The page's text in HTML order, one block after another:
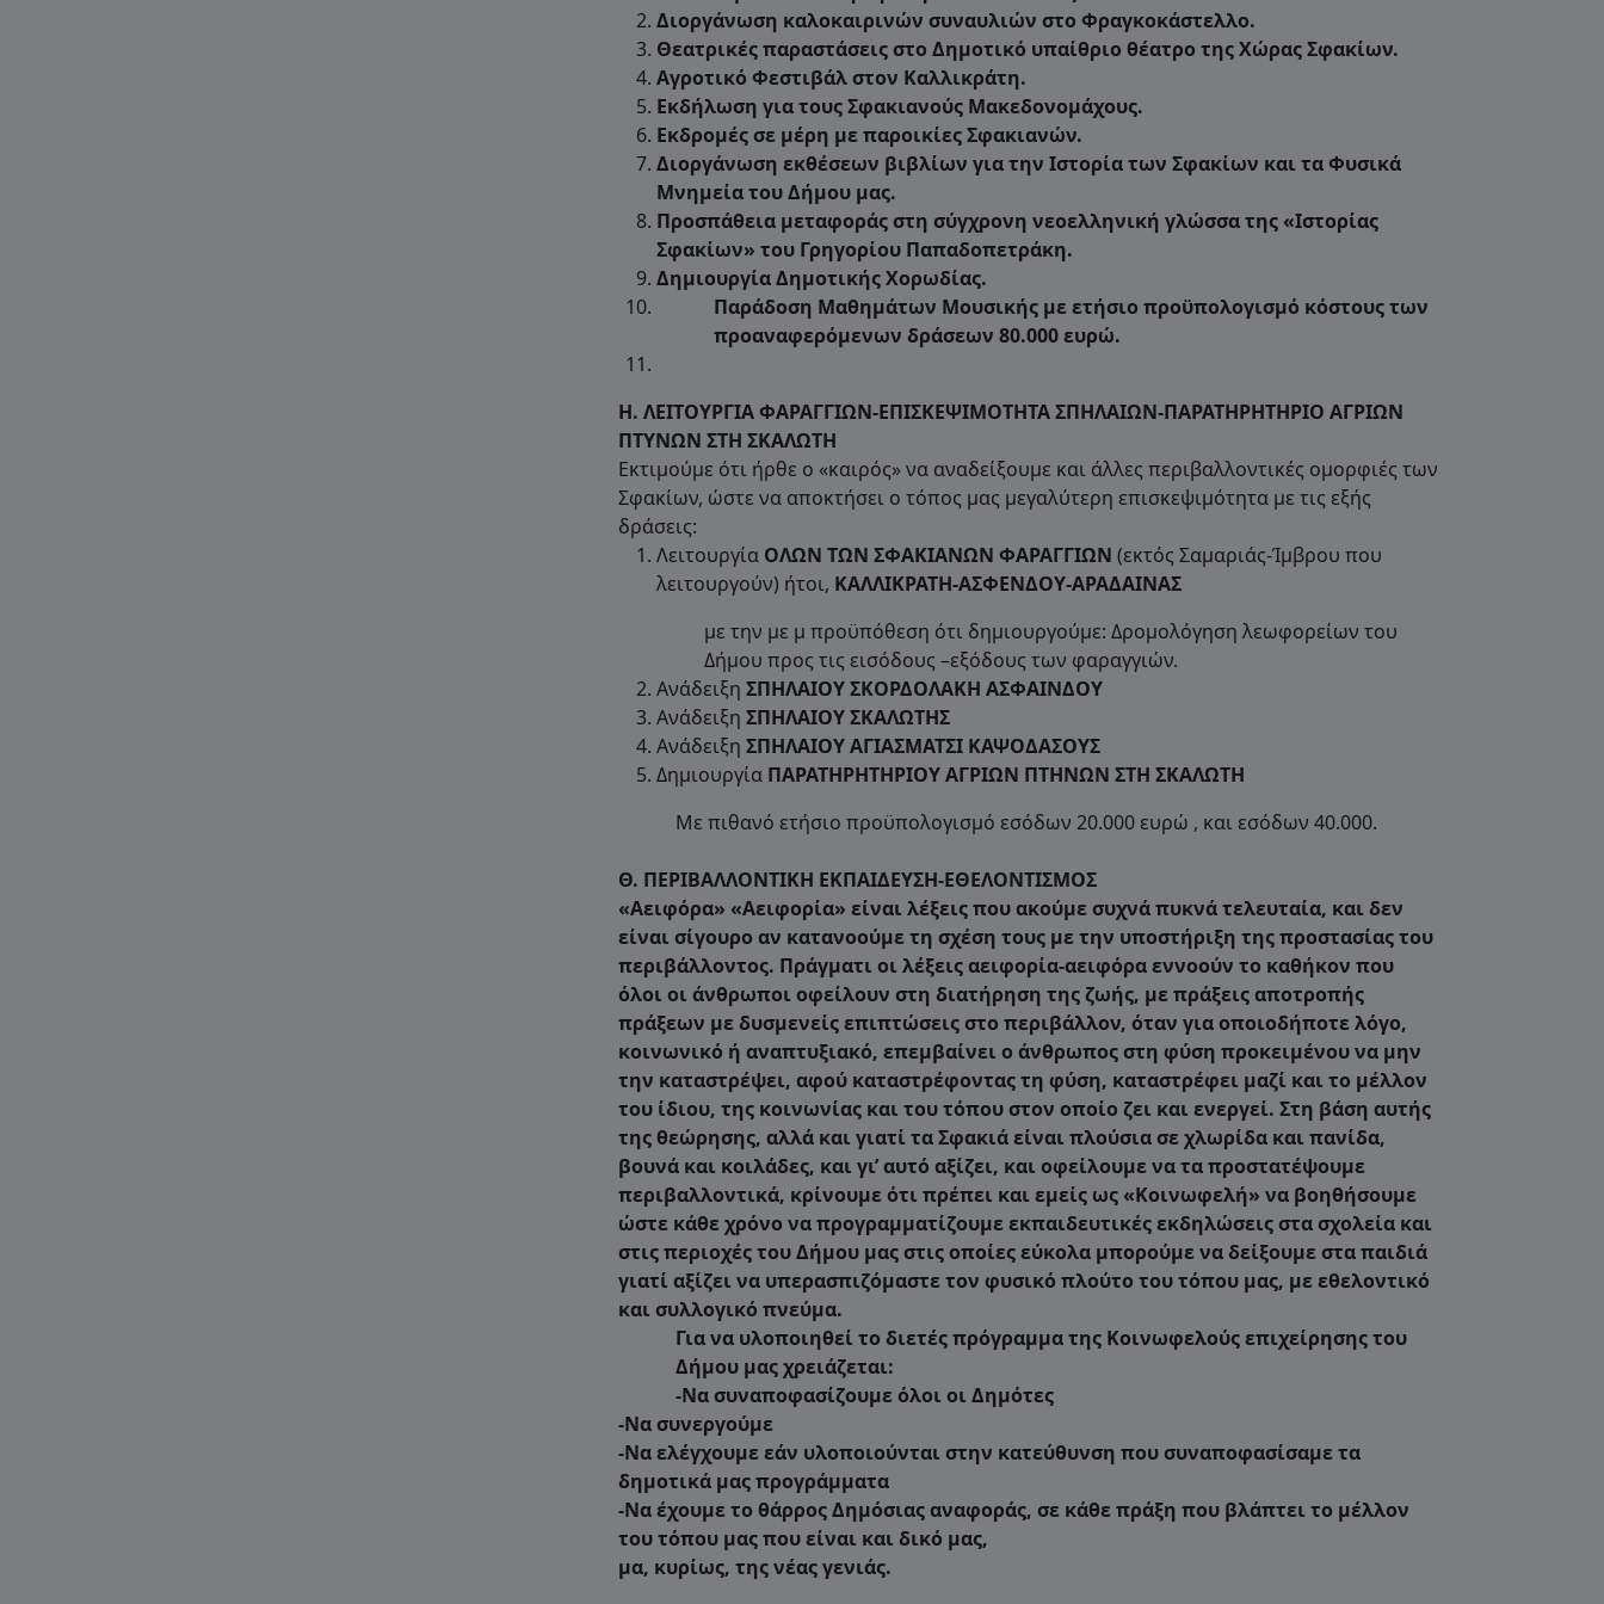
Διοργάνωση καλοκαιρινών συναυλιών στο Φραγκοκάστελλο.
Θεατρικές παραστάσεις στο Δημοτικό υπαίθριο θέατρο της Χώρας Σφακίων.
Αγροτικό Φεστιβάλ στον Καλλικράτη.
Εκδήλωση για τους Σφακιανούς Μακεδονομάχους.
Εκδρομές σε μέρη με παροικίες Σφακιανών.
Διοργάνωση εκθέσεων βιβλίων για την Ιστορία των Σφακίων και τα Φυσικά
Μνημεία του Δήμου μας.
Προσπάθεια μεταφοράς στη σύγχρονη νεοελληνική γλώσσα της «Ιστορίας
Σφακίων» του Γρηγορίου Παπαδοπετράκη.
Δημιουργία Δημοτικής Χορωδίας.
Παράδοση Μαθημάτων Μουσικής με ετήσιο προϋπολογισμό κόστους των
προαναφερόμενων δράσεων 80.000 ευρώ.
Η. ΛΕΙΤΟΥΡΓΙΑ ΦΑΡΑΓΓΙΩΝ-ΕΠΙΣΚΕΨΙΜΟΤΗΤΑ ΣΠΗΛΑΙΩΝ-ΠΑΡΑΤΗΡΗΤΗΡΙΟ ΑΓΡΙΩΝ
ΠΤΥΝΩΝ ΣΤΗ ΣΚΑΛΩΤΗ
Εκτιμούμε ότι ήρθε ο «καιρός» να αναδείξουμε και άλλες περιβαλλοντικές ομορφιές των
Σφακίων, ώστε να αποκτήσει ο τόπος μας μεγαλύτερη επισκεψιμότητα με τις εξής
δράσεις:
Λειτουργία ΟΛΩΝ ΤΩΝ ΣΦΑΚΙΑΝΩΝ ΦΑΡΑΓΓΙΩΝ (εκτός Σαμαριάς-Ίμβρου που
λειτουργούν) ήτοι, ΚΑΛΛΙΚΡΑΤΗ-ΑΣΦΕΝΔΟΥ-ΑΡΑΔΑΙΝΑΣ
με την με μ προϋπόθεση ότι δημιουργούμε: Δρομολόγηση λεωφορείων του
Δήμου προς τις εισόδους –εξόδους των φαραγγιών.
Ανάδειξη ΣΠΗΛΑΙΟΥ ΣΚΟΡΔΟΛΑΚΗ ΑΣΦΑΙΝΔΟΥ
Ανάδειξη ΣΠΗΛΑΙΟΥ ΣΚΑΛΩΤΗΣ
Ανάδειξη ΣΠΗΛΑΙΟΥ ΑΓΙΑΣΜΑΤΣΙ ΚΑΨΟΔΑΣΟΥΣ
Δημιουργία ΠΑΡΑΤΗΡΗΤΗΡΙΟΥ ΑΓΡΙΩΝ ΠΤΗΝΩΝ ΣΤΗ ΣΚΑΛΩΤΗ
Με πιθανό ετήσιο προϋπολογισμό εσόδων 20.000 ευρώ , και εσόδων 40.000.
Θ. ΠΕΡΙΒΑΛΛΟΝΤΙΚΗ ΕΚΠΑΙΔΕΥΣΗ-ΕΘΕΛΟΝΤΙΣΜΟΣ
«Αειφόρα» «Αειφορία» είναι λέξεις που ακούμε συχνά πυκνά τελευταία, και δεν
είναι σίγουρο αν κατανοούμε τη σχέση τους με την υποστήριξη της προστασίας του
περιβάλλοντος. Πράγματι οι λέξεις αειφορία-αειφόρα εννοούν το καθήκον που
όλοι οι άνθρωποι οφείλουν στη διατήρηση της ζωής, με πράξεις αποτροπής
πράξεων με δυσμενείς επιπτώσεις στο περιβάλλον, όταν για οποιοδήποτε λόγο,
κοινωνικό ή αναπτυξιακό, επεμβαίνει ο άνθρωπος στη φύση προκειμένου να μην
την καταστρέψει, αφού καταστρέφοντας τη φύση, καταστρέφει μαζί και το μέλλον
του ίδιου, της κοινωνίας και του τόπου στον οποίο ζει και ενεργεί. Στη βάση αυτής
της θεώρησης, αλλά και γιατί τα Σφακιά είναι πλούσια σε χλωρίδα και πανίδα,
βουνά και κοιλάδες, και γι’ αυτό αξίζει, και οφείλουμε να τα προστατέψουμε
περιβαλλοντικά, κρίνουμε ότι πρέπει και εμείς ως «Κοινωφελή» να βοηθήσουμε
ώστε κάθε χρόνο να προγραμματίζουμε εκπαιδευτικές εκδηλώσεις στα σχολεία και
στις περιοχές του Δήμου μας στις οποίες εύκολα μπορούμε να δείξουμε στα παιδιά
γιατί αξίζει να υπερασπιζόμαστε τον φυσικό πλούτο του τόπου μας, με εθελοντικό
και συλλογικό πνεύμα.
Για να υλοποιηθεί το διετές πρόγραμμα της Κοινωφελούς επιχείρησης του
Δήμου μας χρειάζεται:
-Να συναποφασίζουμε όλοι οι Δημότες
-Να συνεργούμε
-Να ελέγχουμε εάν υλοποιούνται στην κατεύθυνση που συναποφασίσαμε τα
δημοτικά μας προγράμματα
-Να έχουμε το θάρρος Δημόσιας αναφοράς, σε κάθε πράξη που βλάπτει το μέλλον
του τόπου μας που είναι και δικό μας,
μα, κυρίως, της νέας γενιάς.